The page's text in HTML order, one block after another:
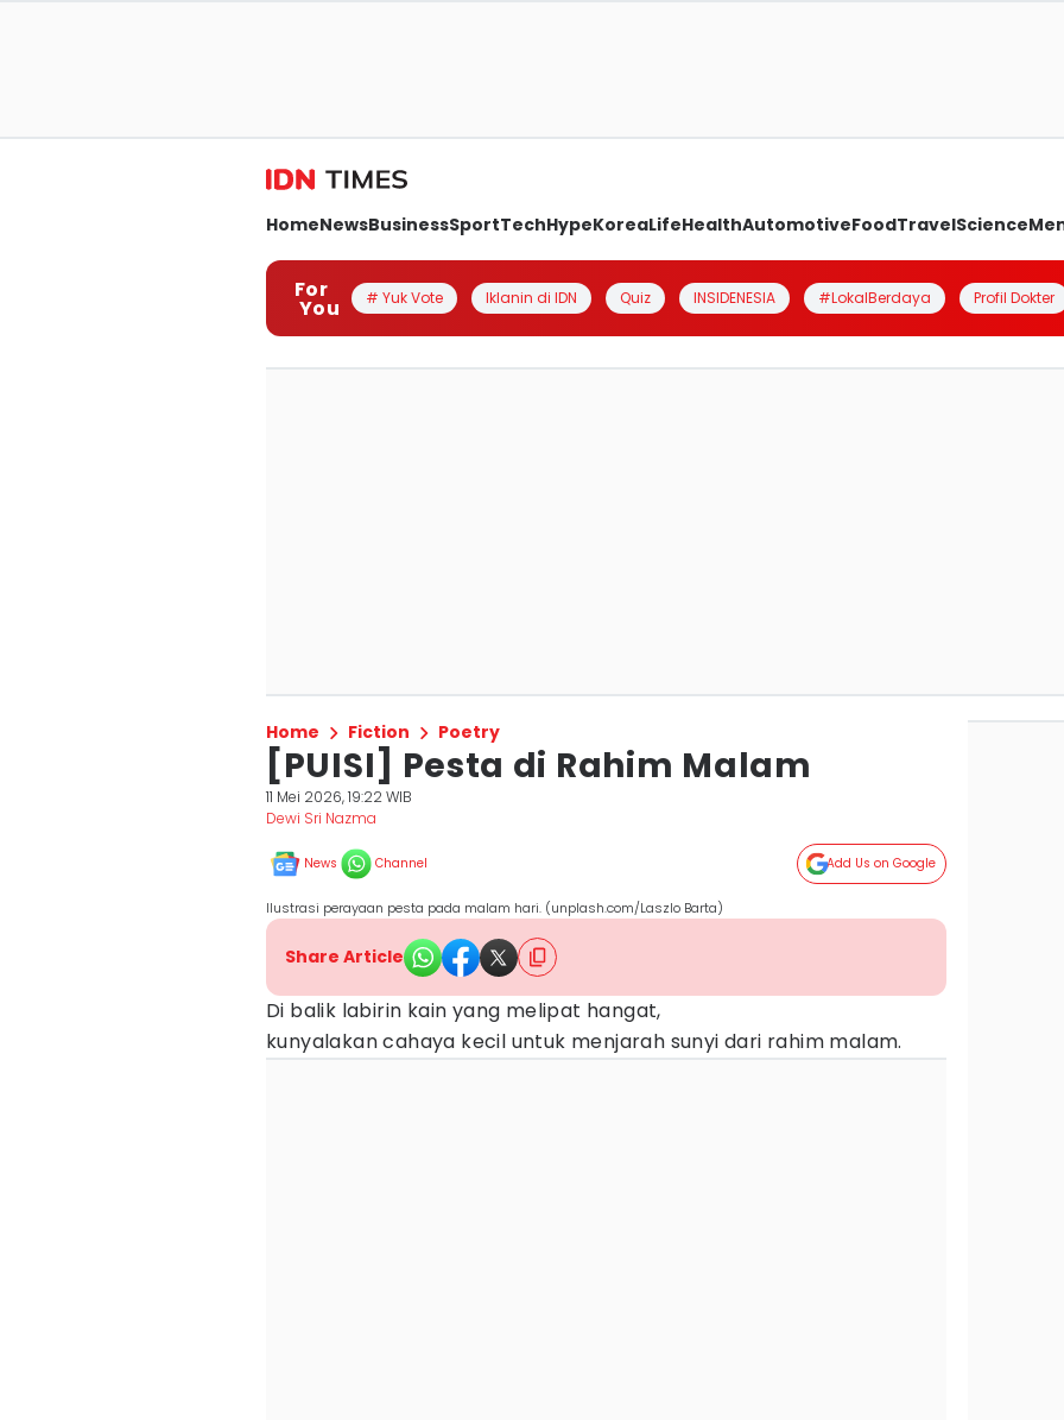
HomeNewsBusinessSportTechHypeKoreaLifeHealthAutomotiveFoodTravelScience
For
You # Yuk Vote Iklanin di IDN Quiz INSIDENESIA #LokalBerdaya Profil Dokter
Home Fiction Poetry
[PUISI] Pesta di Rahim Malam
11 Mei 2026, 19:22 WIB
Dewi Sri Nazma
News Channel Add Us on Google
Ilustrasi perayaan pesta pada malam hari. (unplash.com/Laszlo Barta)
Share Article
​Di balik labirin kain yang melipat hangat,
kunyalakan cahaya kecil untuk menjarah sunyi dari rahim malam.